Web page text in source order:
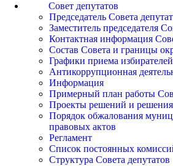
Совет депутатов
Председатель Совета
Заместитель председателя
Контактная информация
Состав Совета и границы
Графики приема избирателей
Антикоррупционная
Информация
Примерный план работы
Проекты решений и
Порядок обжалования
правовых актов
Регламент
Список постоянных
Структура Совета депутатов